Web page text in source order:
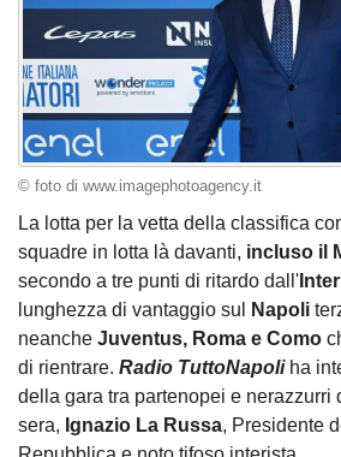
© foto di www.imagephotoagency.it
La lotta per la vetta della classifica
squadre in lotta là davanti, incluso il
secondo a tre punti di ritardo dall' Inter
lunghezza di vantaggio sul
Napoli
neanche Juventus, Roma e Como
di rientrare. Radio TuttoNapoliha
della gara tra partenopei e nerazzurri
sera, Ignazio La Russa, Presidente